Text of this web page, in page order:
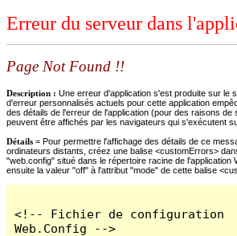
Erreur du serveur dans
Page Not Found !!
Description : Une erreur d'application s'est produite sur le
d'erreur personnalisés actuels pour cette application
des détails de l'erreur de l'application (pour des raisons de
peuvent être affichés par les navigateurs qui s'exécutent
Détails = Pour permettre l'affichage des détails de ce
ordinateurs distants, créez une balise <customErrors>
"web.config" situé dans le répertoire racine de l'application
ensuite la valeur "off" à l'attribut "mode" de cette balise
<!-- Fichier de configuration
Web.Config -->